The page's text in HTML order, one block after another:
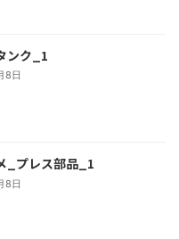
ンク_1
8日
_プレス部品_1
8日